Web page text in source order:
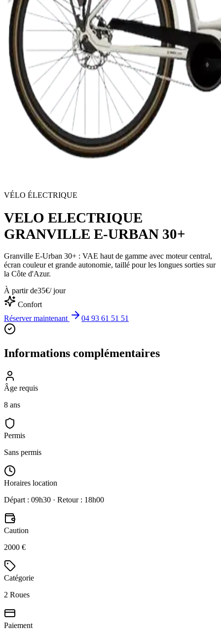
VÉLO ÉLECTRIQUE
VELO ELECTRIQUE
GRANVILLE E-URBAN 30+
Granville E-Urban 30+ : VAE haut de gamme avec moteur central,
écran couleur et grande autonomie, taillé pour les longues sorties sur
la Côte d'Azur.
À partir de35€/ jour
Confort
Réserver maintenant
04 93 61 51 51
Informations complémentaires
Âge requis
8 ans
Permis
Sans permis
Horaires location
Départ : 09h30 · Retour : 18h00
Caution
2000 €
Catégorie
2 Roues
Paiement